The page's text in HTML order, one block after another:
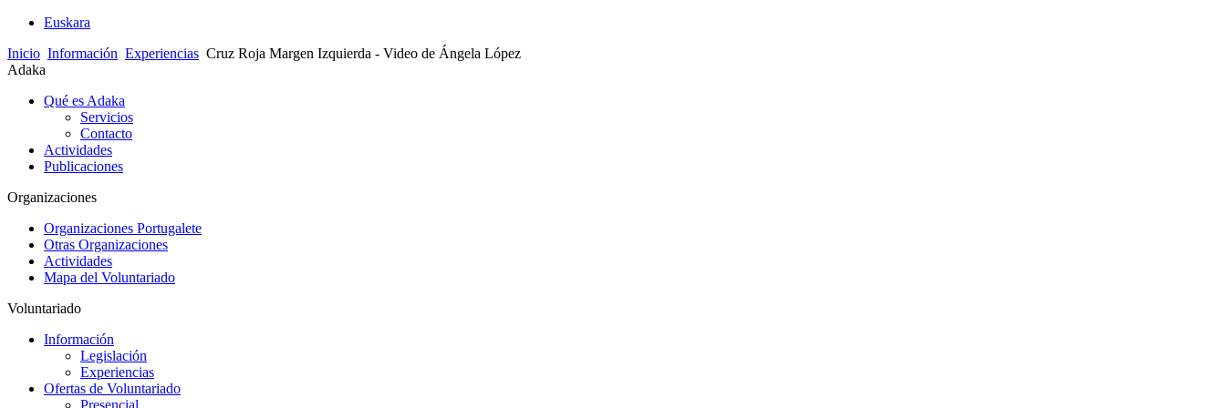
Euskara
Inicio Información Experiencias Cruz Roja Margen Izquierda - Video de Ángela López
Adaka
Qué es Adaka
Servicios
Contacto
Actividades
Publicaciones
Organizaciones
Organizaciones Portugalete
Otras Organizaciones
Actividades
Mapa del Voluntariado
Voluntariado
Información
Legislación
Experiencias
Ofertas de Voluntariado
Presencial